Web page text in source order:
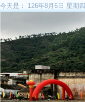
今天是： 126年8月6日 星期四